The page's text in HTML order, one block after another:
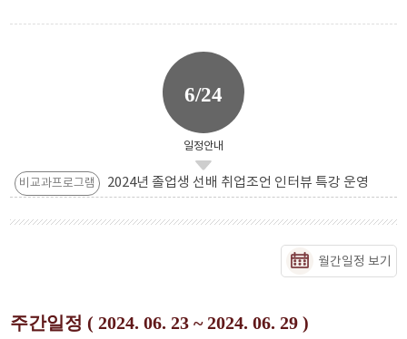
6/24
일정안내
비교과프로그램 2024년 졸업생 선배 취업조언 인터뷰 특강 운영
월간일정 보기
주간일정 ( 2024. 06. 23 ~ 2024. 06. 29 )